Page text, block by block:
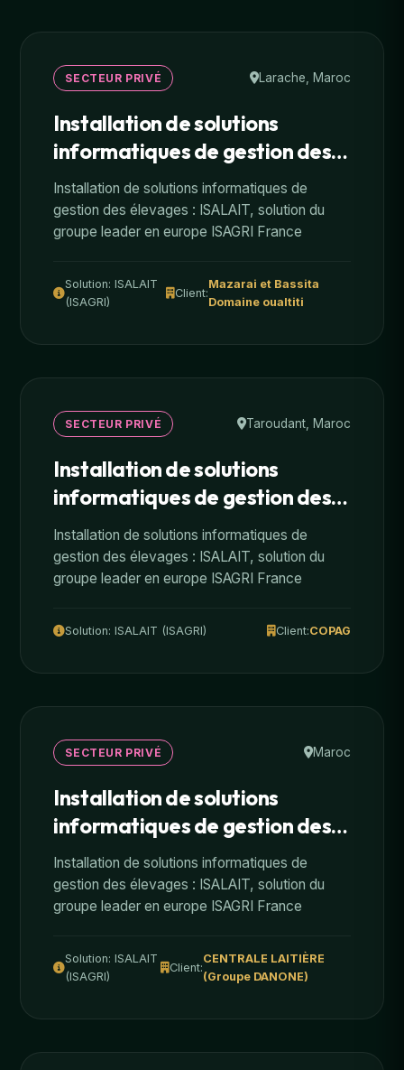
SECTEUR PRIVÉ Larache, Maroc
Installation de solutions
informatiques de gestion des
élevages
Installation de solutions informatiques de
gestion des élevages : ISALAIT, solution du
groupe leader en europe ISAGRI France
Solution: ISALAIT
(ISAGRI)
Client:
Mazarai et Bassita
Domaine oualtiti
SECTEUR PRIVÉ Taroudant, Maroc
Installation de solutions
informatiques de gestion des
élevages
Installation de solutions informatiques de
gestion des élevages : ISALAIT, solution du
groupe leader en europe ISAGRI France
Solution: ISALAIT (ISAGRI) Client:COPAG
SECTEUR PRIVÉ Maroc
Installation de solutions
informatiques de gestion des
élevages
Installation de solutions informatiques de
gestion des élevages : ISALAIT, solution du
groupe leader en europe ISAGRI France
Solution: ISALAIT
(ISAGRI)
Client:
CENTRALE LAITIÈRE
(Groupe DANONE)